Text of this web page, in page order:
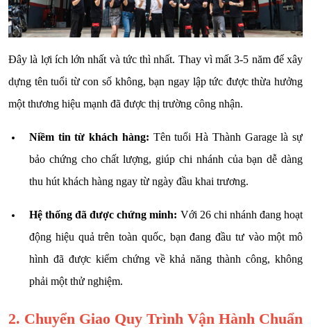
Đây là lợi ích lớn nhất và tức thì nhất. Thay vì mất 3-5 năm để xây
dựng tên tuổi từ con số không, bạn ngay lập tức được thừa hưởng
một thương hiệu mạnh đã được thị trường công nhận.
Niềm tin từ khách hàng: Tên tuổi Hà Thành Garage là sự
bảo chứng cho chất lượng, giúp chi nhánh của bạn dễ dàng
thu hút khách hàng ngay từ ngày đầu khai trương.
Hệ thống đã được chứng minh: Với 26 chi nhánh đang hoạt
động hiệu quả trên toàn quốc, bạn đang đầu tư vào một mô
hình đã được kiểm chứng về khả năng thành công, không
phải một thử nghiệm.
2. Chuyển Giao Quy Trình Vận Hành Chuẩn